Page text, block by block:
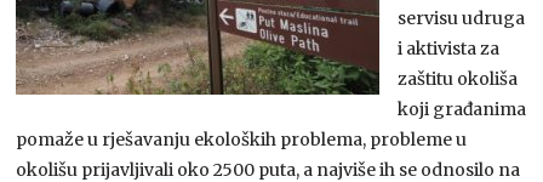
servisu udruga
i aktivista za
zaštitu okoliša
koji građanima
pomaže u rješavanju ekoloških problema, probleme u
okolišu prijavljivali oko 2500 puta, a najviše ih se odnosilo na